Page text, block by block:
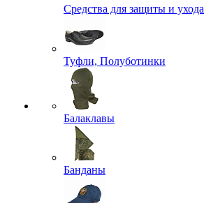
Средства для защиты и ухода
Туфли, Полуботинки
Балаклавы
Банданы